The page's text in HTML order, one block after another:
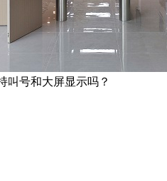
叫号和大屏显示吗？